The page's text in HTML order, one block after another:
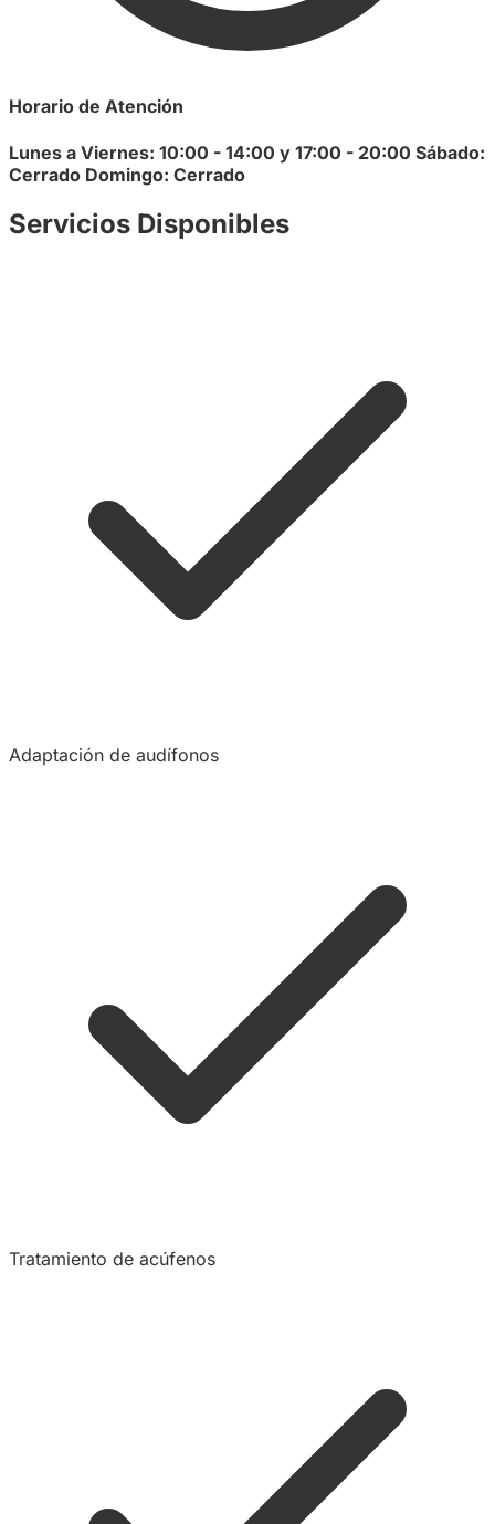
Horario de Atención
Lunes a Viernes: 10:00 - 14:00 y 17:00 - 20:00 Sábado:
Cerrado Domingo: Cerrado
Servicios Disponibles
Adaptación de audífonos
Tratamiento de acúfenos